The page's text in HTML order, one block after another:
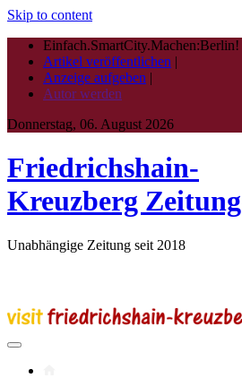
Skip to content
Einfach.SmartCity.Machen:Berlin!
Artikel veröffentlichen |
Anzeige aufgeben |
Autor werden
Donnerstag, 06. August 2026
Friedrichshain-
Kreuzberg Zeitung
Unabhängige Zeitung seit 2018